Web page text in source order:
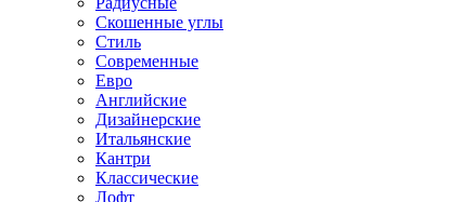
Скошенные углы
Стиль
Современные
Евро
Английские
Дизайнерские
Итальянские
Кантри
Классические
Лофт